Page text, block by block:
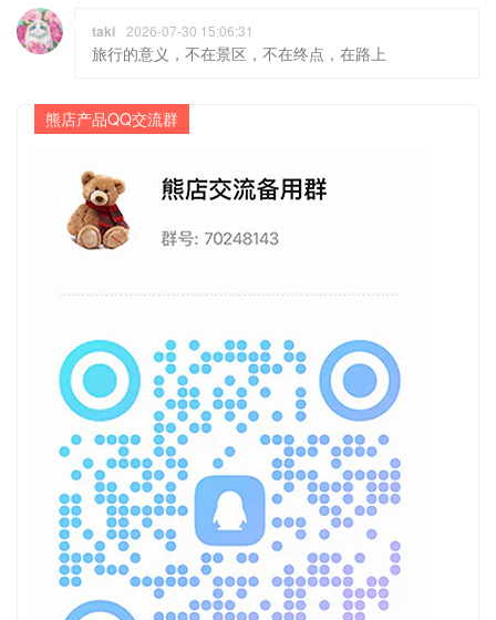
taki 2026-07-30 15:06:31
旅行的意义，不在景区，不在终点，在路上
熊店产品QQ交流群